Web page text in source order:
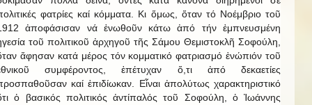
φατρίες καί κόμματα. Κι ὅμως, ὅταν τό Νοέμβριο τοῦ
ἀποφάσισαν νά ἑνωθοῦν κάτω ἀπό τήν ἐμπνευσμένη
τοῦ πολιτικοῦ ἀρχηγοῦ τῆς Σάμου Θεμιστοκλῆ Σοφούλη,
ἄφησαν κατά μέρος τόν κομματικό φατριασμό ἐνώπιόν τοῦ
συμφέροντος, ἐπέτυχαν ὅ,τι ἀπό δεκαετίες
καί ἐπιδίωκαν. Εἶναι ἀπολύτως χαρακτηριστικό
ὁ βασικός πολιτικός ἀντίπαλός τοῦ Σοφούλη, ὁ Ἰωάννης